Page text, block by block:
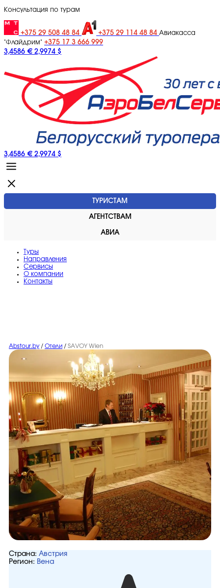
Консультация по турам
+375 29 508 48 84 +375 29 114 48 84 Авиакасса
"Флайдрим" +375 17 3 666 999
3,4586 € 2,9974 $
3,4586 € 2,9974 $
ТУРИСТАМ
АГЕНТСТВАМ
АВИА
Туры
Направления
Сервисы
O компании
Контакты
Abstour.by / Отели / SAVOY Wien
Страна: Австрия
Регион: Вена